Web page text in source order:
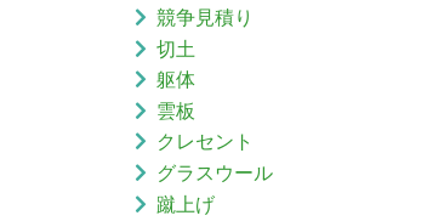
競争見積り
切土
躯体
雲板
クレセント
グラスウール
蹴上げ